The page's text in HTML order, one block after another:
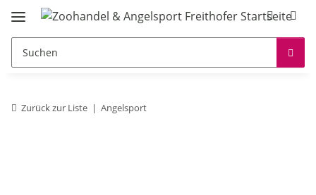
Zurück zur Liste Angelsport